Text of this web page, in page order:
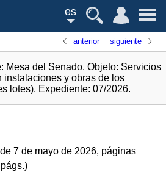
es
anterior siguiente
Mesa del Senado. Objeto: Servicios
instalaciones y obras de los
lotes). Expediente: 07/2026.
7 de mayo de 2026, páginas
págs.)